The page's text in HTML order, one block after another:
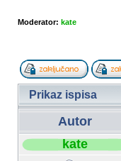
Moderator: kate
Prikaz ispisa
Autor
kate